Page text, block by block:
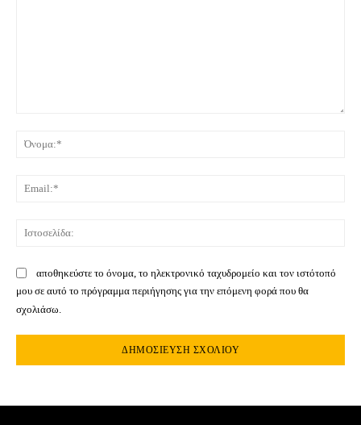
αποθηκεύστε το όνομα, το ηλεκτρονικό ταχυδρομείο και τον ιστότοπό
μου σε αυτό το πρόγραμμα περιήγησης για την επόμενη φορά που θα
σχολιάσω.